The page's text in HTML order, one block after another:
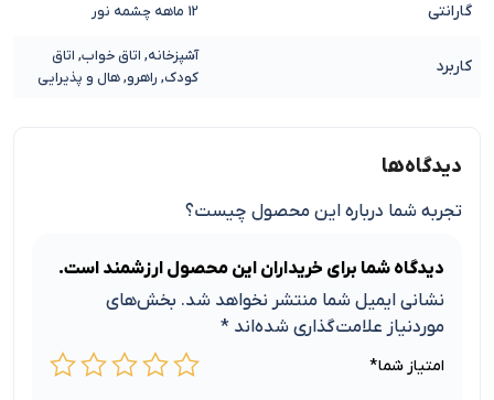
گارانتی 12 ماهه چشمه نور
کاربرد
آشپزخانه, اتاق خواب, اتاق
کودک, راهرو, هال و پذیرایی
دیدگاه‌ها
تجربه شما درباره این محصول چیست؟
دیدگاه شما برای خریداران این محصول ارزشمند است.
نشانی ایمیل شما منتشر نخواهد شد. بخش‌های
موردنیاز علامت‌گذاری شده‌اند *
امتیاز شما*